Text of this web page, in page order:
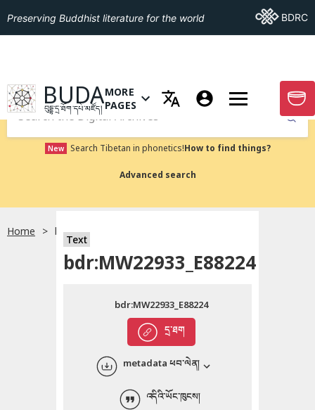
English
ភាសាខ្មែរ
Preserving Buddhist literature for the world Go ToBDRC
GO TO HOMEPAGE
BUDA
བུདྡྷ་དྲ་ཐོག་དཔེ་མཛོད།
OPEN MENU OF MORE PAGES
MORE
PAGES
GO
Submit
New Search Tibetan in phonetics!How to find things?
Advanced search
Home bdr:MW22933_E88224
Text
bdr:MW22933_E88224
དྲ་ཐག
bdr:MW22933_E88224
metadata ཕབ་ལེན།
འདིའི་ཡོང་ཁུངས།